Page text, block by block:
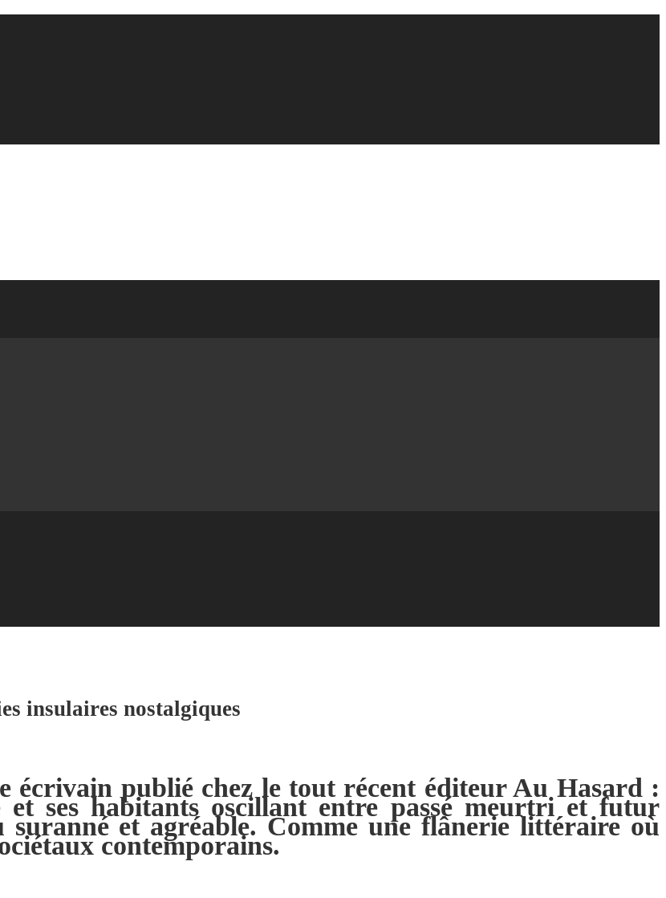
insulaires nostalgiques
écrivain publié chez le tout récent éditeurAu Hasard :
ses habitants oscillant entre passé meurtri et futur
et agréable. Comme une flânerie littéraire où
contemporains.